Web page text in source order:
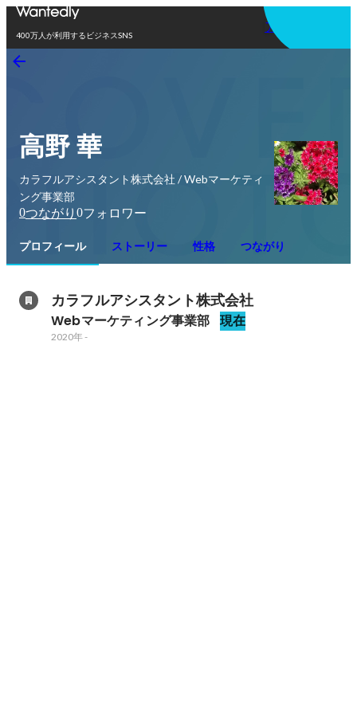
400万人が利用するビジネスSNS
アプリを使う
高野 華
カラフルアシスタント株式会社 / Webマーケティ
ング事業部
0つながり 0フォロワー
プロフィール ストーリー 性格 つながり
カラフルアシスタント株式会社
Webマーケティング事業部 現在
2020年-